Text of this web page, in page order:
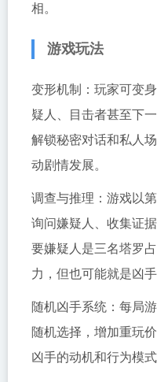
相。
游戏玩法
变形机制：玩家可变
疑人、目击者甚至下
解锁秘密对话和私人
动剧情发展。
调查与推理：游戏以
询问嫌疑人、收集证
要嫌疑人是三名塔罗
力，但也可能就是凶手
随机凶手系统：每局
随机选择，增加重玩
凶手的动机和行为模